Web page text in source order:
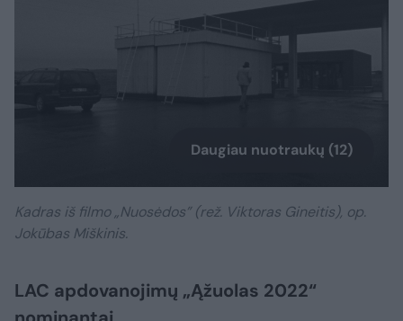
Daugiau nuotraukų (12)
Kadras iš filmo „Nuosėdos” (rež. Viktoras Gineitis), op.
Jokūbas Miškinis.
LAC apdovanojimų „Ąžuolas 2022“